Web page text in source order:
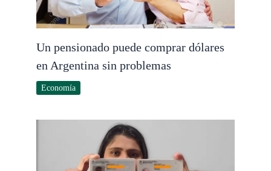
Un pensionado puede comprar dólares
en Argentina sin problemas
Economía